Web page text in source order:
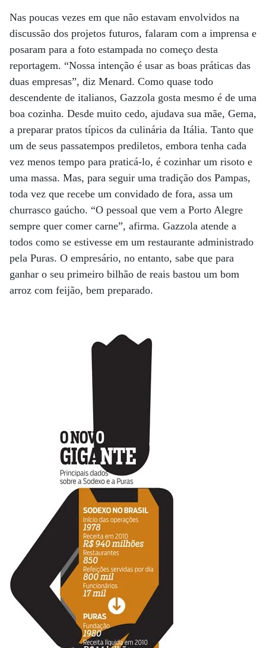
Nas poucas vezes em que não estavam envolvidos na
discussão dos projetos futuros, falaram com a imprensa e
posaram para a foto estampada no começo desta
reportagem. “Nossa intenção é usar as boas práticas das
duas empresas”, diz Menard. Como quase todo
descendente de italianos, Gazzola gosta mesmo é de uma
boa cozinha. Desde muito cedo, ajudava sua mãe, Gema,
a preparar pratos típicos da culinária da Itália. Tanto que
um de seus passatempos prediletos, embora tenha cada
vez menos tempo para praticá-lo, é cozinhar um risoto e
uma massa. Mas, para seguir uma tradição dos Pampas,
toda vez que recebe um convidado de fora, assa um
churrasco gaúcho. “O pessoal que vem a Porto Alegre
sempre quer comer carne”, afirma. Gazzola atende a
todos como se estivesse em um restaurante administrado
pela Puras. O empresário, no entanto, sabe que para
ganhar o seu primeiro bilhão de reais bastou um bom
arroz com feijão, bem preparado.